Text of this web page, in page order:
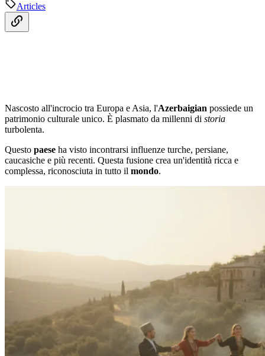
Articles
Nascosto all'incrocio tra Europa e Asia, l'Azerbaigian possiede un
patrimonio culturale unico. È plasmato da millenni di storia
turbolenta.
Questo paese ha visto incontrarsi influenze turche, persiane,
caucasiche e più recenti. Questa fusione crea un'identità ricca e
complessa, riconosciuta in tutto il mondo.